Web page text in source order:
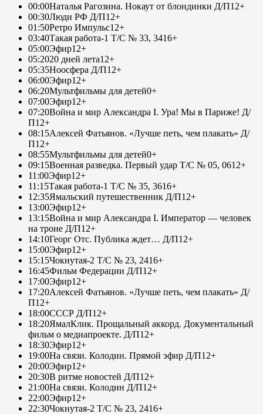
00:00Наталья Рагозина. Нокаут от блондинки Д/П12+
00:30Люди РФ Д/П12+
01:50Ретро Импульс12+
03:40Такая работа-1 Т/С № 33, 3416+
05:00Эфир12+
05:2020 дней лета12+
05:35Ноосфера Д/П12+
06:00Эфир12+
06:20Мультфильмы для детей0+
07:00Эфир12+
07:20Война и мир Александра I. Ура! Мы в Париже! Д/
П12+
08:15Алексей Фатьянов. «Лучше петь, чем плакать» Д/
П12+
08:55Мультфильмы для детей0+
09:15Военная разведка. Первый удар Т/С № 05, 0612+
11:00Эфир12+
11:15Такая работа-1 Т/С № 35, 3616+
12:35Ямальский путешественник Д/П12+
13:00Эфир12+
13:15Война и мир Александра I. Император — человек
на троне Д/П12+
14:10Георг Отс. Публика ждет… Д/П12+
15:00Эфир12+
15:15Чокнутая-2 Т/С № 23, 2416+
16:45Фильм Федерации Д/П12+
17:00Эфир12+
17:20Алексей Фатьянов. «Лучше петь, чем плакать» Д/
П12+
18:00СССР Д/П12+
18:20ЯмалКлик. Прощальный аккорд. Документальный
фильм о медиапроекте. Д/П12+
18:30Эфир12+
19:00На связи. Колодин. Прямой эфир Д/П12+
20:00Эфир12+
20:30В ритме новостей Д/П12+
21:00На связи. Колодин Д/П12+
22:00Эфир12+
22:30Чокнутая-2 Т/С № 23, 2416+